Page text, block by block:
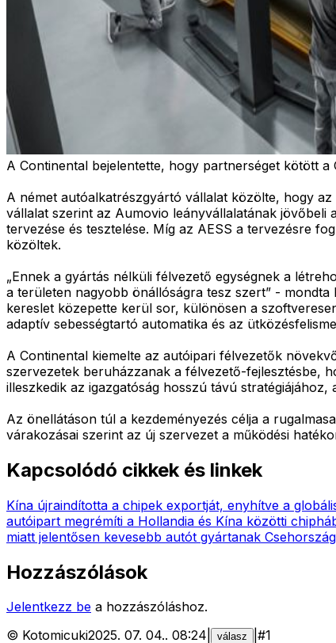
A Continental bejelentette, hogy partnerséget kötött
A német autóalkatrészgyártó vállalat közölte, hogy
vállalat szerint az Aumovio leányvállalatának
tervezése és tesztelése. Míg az AESS a tervezésre
közöltek.
„Ennek a gyártás nélküli félvezető egységnek a
a területen nagyobb önállóságra tesz szert” -
kereslet közepette kerül sor, különösen a
adaptív sebességtartó automatika és az
A Continental kiemelte az autóipari félvezetők
szervezetek beruházzanak a félvezető-fejlesztésbe,
illeszkedik az igazgatóság hosszú távú
Az önellátáson túl a kezdeményezés célja a
várakozásai szerint az új szervezet a működési
Kapcsolódó cikkek és linkek
Kína újraindította a chipek exportját, enyhítve a
autóipart megrémíti a Hollandia és Kína közötti
miatt jelentősen kevesebb autót gyártanak
Hozzászólások
Jelentkezz be a hozzászóláshoz.
© Kotomicuki2025. 07. 04.. 08:24 válasz #1